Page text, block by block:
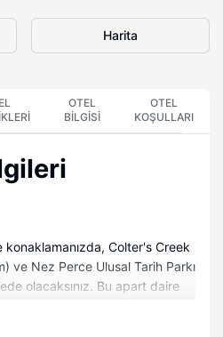
Harita
OTEL
BILGISI
OTEL
KOŞULLARI
Colter's Creek
ve Nez Perce Ulusal Tarih Parkı
olacaksınız. Bu apart daire
ile 19,9 mi (32 km)